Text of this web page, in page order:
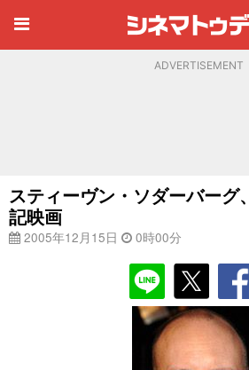
ADVERTISEMENT
スティーヴン・ソダーバーグ
記映画
2005年12月15日 0時00分